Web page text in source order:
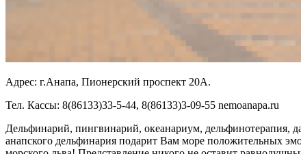
Адрес: г.Анапа, Пионерский проспект 20А.
Тел. Кассы: 8(86133)33-5-44, 8(86133)3-09-55 nemoanapa.ru
Дельфинарий, пингвинарий, океанариум, дельфинотерапия,
анапского дельфинария подарит Вам море положительных